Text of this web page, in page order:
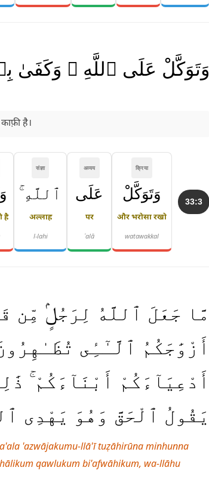
وَتَوَكَّلْ عَلَى ٱللَّهِ ۚ وَكَفَىٰ
है।
33:3
क्रिया
وَتَوَكَّلْ
और भरोसा रखो
watawakkal
अव्यय
عَلَى
पर
ʿalā
संज्ञा
ٱللَّهِ ۚ
अल्लाह
l-lahi
है
مَّا جَعَلَ ٱللَّهُ لِرَجُلٍۢ مِّن
أَزْوَٰجَكُمُ ٱلَّـٰٓـِٔى
أَدْعِيَآءَكُمْ أَبْنَآءَكُمْ
يَقُولُ ٱلْحَقَّ وَهُوَ يَهْدِى
'azwājakumu-llā'ī tuẓāhirūna minhunna
qawlukum bi'afwāhikum, wa-llāhu